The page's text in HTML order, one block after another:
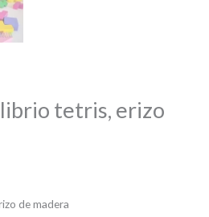
tetris, erizo
de madera